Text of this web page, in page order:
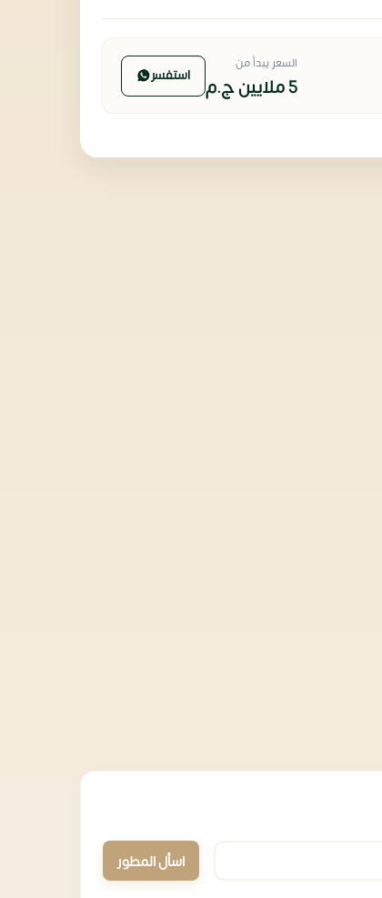
السعر يبدأ من
5 ملايين ج.م استفسر
اسأل المطور